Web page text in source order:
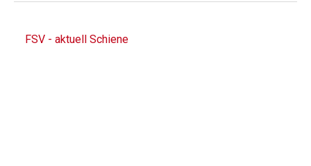
FSV - aktuell Schiene